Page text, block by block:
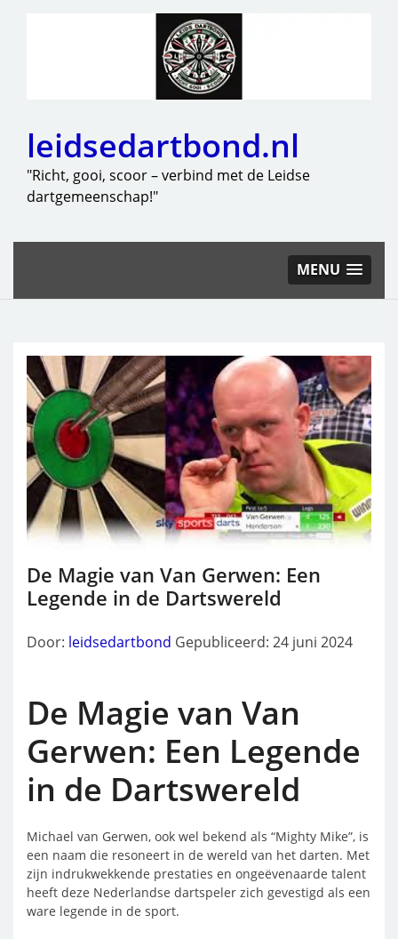
leidsedartbond.nl
"Richt, gooi, scoor – verbind met de Leidse
dartgemeenschap!"
MENU
De Magie van Van Gerwen: Een
Legende in de Dartswereld
Door: leidsedartbond Gepubliceerd: 24 juni 2024
De Magie van Van
Gerwen: Een Legende
in de Dartswereld
Michael van Gerwen, ook wel bekend als “Mighty Mike”, is
een naam die resoneert in de wereld van het darten. Met
zijn indrukwekkende prestaties en ongeëvenaarde talent
heeft deze Nederlandse dartspeler zich gevestigd als een
ware legende in de sport.